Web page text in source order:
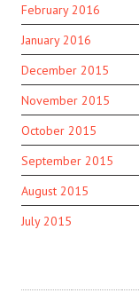
February 2016
January 2016
December 2015
November 2015
October 2015
September 2015
August 2015
July 2015